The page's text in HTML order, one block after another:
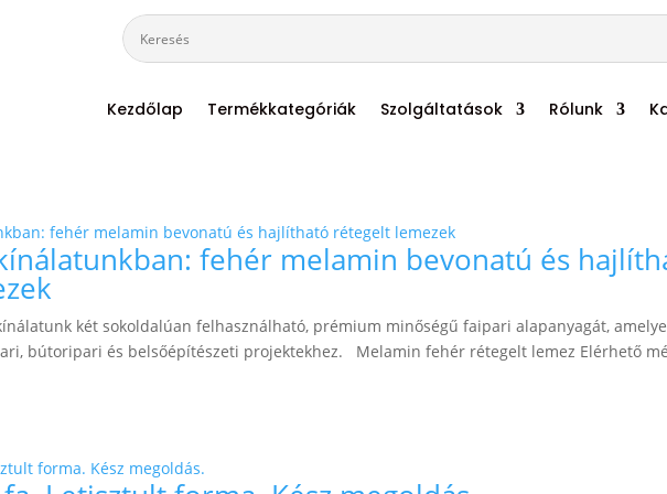
Kezdőlap Termékkategóriák Szolgáltatások Rólunk
fehér melamin bevonatú és
két sokoldalúan felhasználható, prémium minőségű faipari alapanyagát,
bútoripari és belsőépítészeti projektekhez. Melamin fehér rétegelt lemez Elérhető